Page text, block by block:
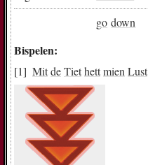
go down
Bispelen:
MitdeTiethettmien Lust